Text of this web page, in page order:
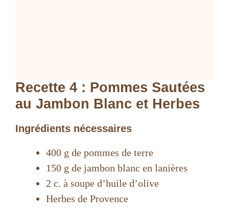
Recette 4 : Pommes Sautées
au Jambon Blanc et Herbes
Ingrédients nécessaires
400 g de pommes de terre
150 g de jambon blanc en lanières
2 c. à soupe d’huile d’olive
Herbes de Provence